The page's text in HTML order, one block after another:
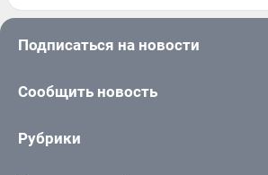
Подписаться на новости
Сообщить новость
Рубрики